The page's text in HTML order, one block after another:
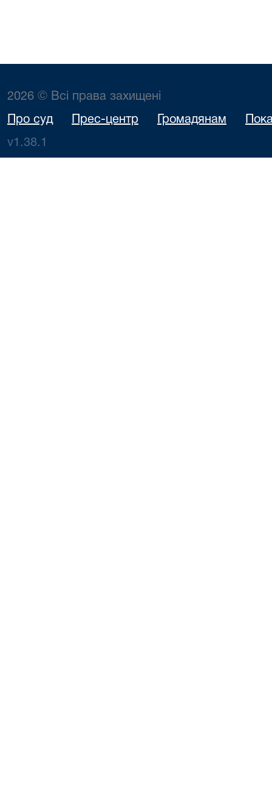
2026 © Всі права захищені
Про суд Прес-центр Громадянам
v1.38.1